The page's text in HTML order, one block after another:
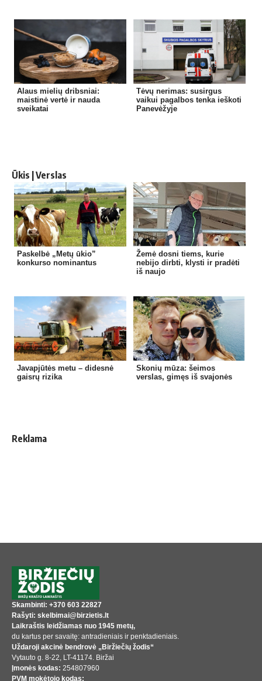
Alaus mielių dribsniai:
maistinė vertė ir nauda
sveikatai
Tėvų nerimas: susirgus
vaikui pagalbos tenka ieškoti
Panevėžyje
Ūkis | Verslas
Paskelbė „Metų ūkio”
konkurso nominantus
Žemė dosni tiems, kurie
nebijo dirbti, klysti ir pradėti
iš naujo
Javapjūtės metu – didesnė
gaisrų rizika
Skonių mūza: šeimos
verslas, gimęs iš svajonės
Reklama
Skambinti: +370 603 22827
Rašyti: skelbimai@birzietis.lt
Laikraštis leidžiamas nuo 1945 metų,
du kartus per savaitę: antradieniais ir penktadieniais.
Uždaroji akcinė bendrovė „Biržiečių žodis“
Vytauto g. 8-22, LT-41174. Biržai
Įmonės kodas: 254807960
PVM mokėtojo kodas: